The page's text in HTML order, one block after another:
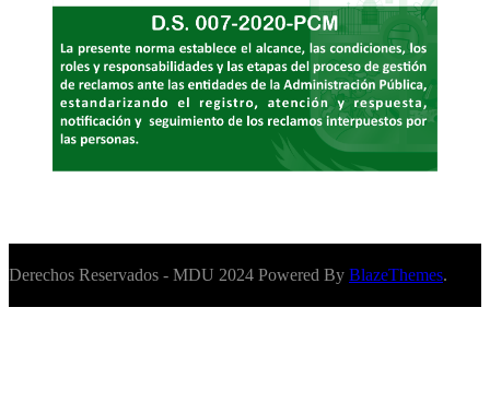
Derechos Reservados - MDU 2024 Powered By BlazeThemes.